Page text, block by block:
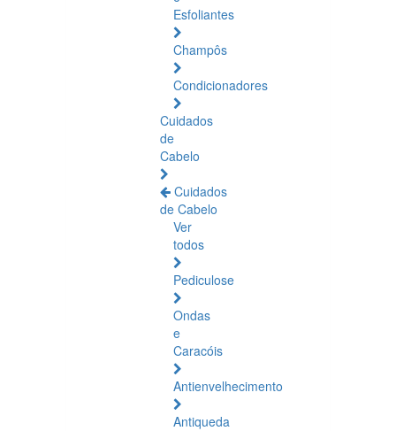
Esfoliantes
Champôs
Condicionadores
Cuidados
de
Cabelo
Cuidados
de Cabelo
Ver
todos
Pediculose
Ondas
e
Caracóis
Antienvelhecimento
Antiqueda